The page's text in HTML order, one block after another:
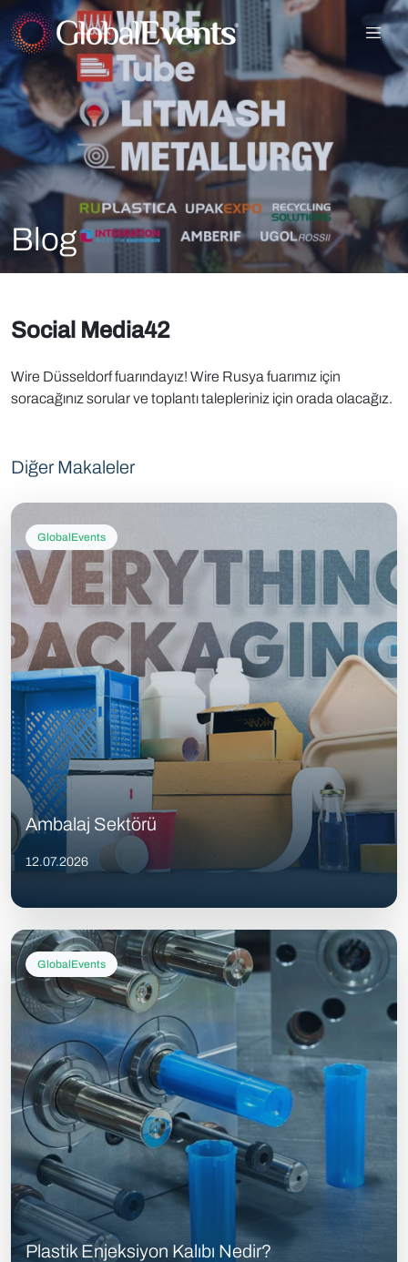
Blog
Social Media42
Wire Düsseldorf fuarındayız! Wire Rusya fuarımız için
soracağınız sorular ve toplantı talepleriniz için orada olacağız.
Diğer Makaleler
GlobalEvents
Ambalaj Sektörü
12.07.2026
GlobalEvents
Plastik Enjeksiyon Kalıbı Nedir?